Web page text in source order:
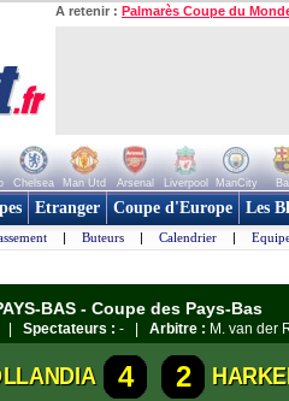
A retenir : Palmarès Coupe du
Chelsea Man Utd Arsenal Liverpool ManCity
Etranger Coupe d'Europe Les
| Buteurs | Calendrier |
BAS - Coupe des Pays-Bas
| Spectateurs : - | Arbitre : M. van der
4 2